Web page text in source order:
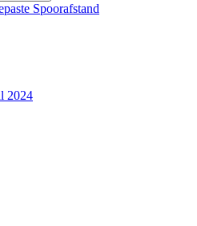
Spoorafstand
2024